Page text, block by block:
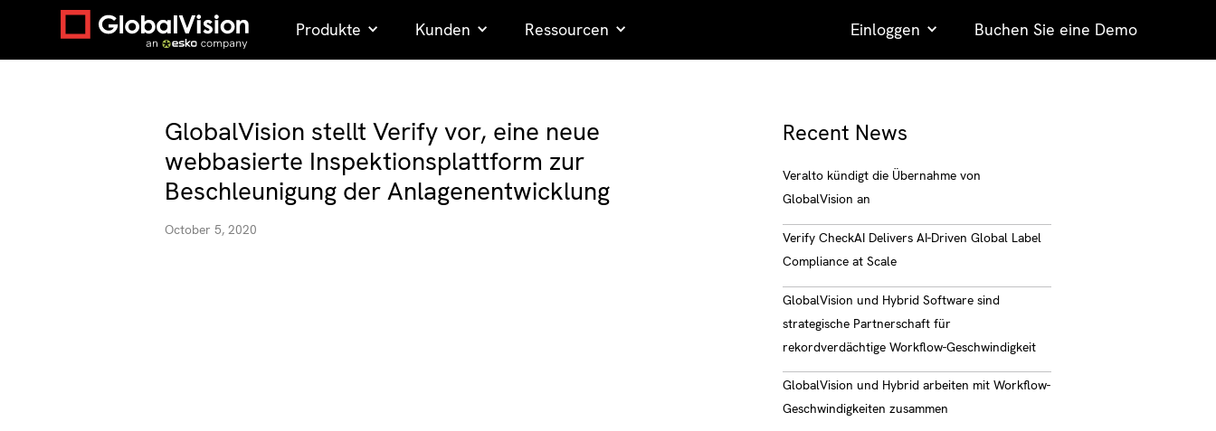
Produkte Kunden Ressourcen Einloggen Buchen Sie eine Demo
GlobalVision stellt Verify vor, eine neue
webbasierte Inspektionsplattform zur
Beschleunigung der Anlagenentwicklung
October 5, 2020
Recent News
Veralto kündigt die Übernahme von
GlobalVision an
Verify CheckAI Delivers AI-Driven Global Label
Compliance at Scale
GlobalVision und Hybrid Software sind
strategische Partnerschaft für
rekordverdächtige Workflow-Geschwindigkeit
GlobalVision und Hybrid arbeiten mit Workflow-
Geschwindigkeiten zusammen